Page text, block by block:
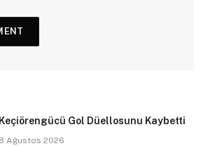
Keçiörengücü Gol Düellosunu Kaybetti
8 Ağustos 2026